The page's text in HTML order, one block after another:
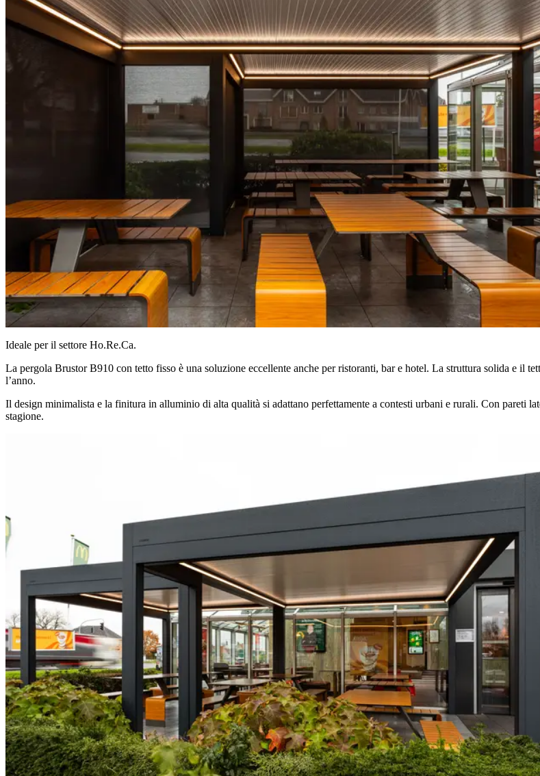
Ideale per il settore Ho.Re.Ca.
La pergola Brustor B910 con tetto fisso è una soluzione eccellente anche per ristoranti, bar e hotel. La struttura solida e il
l’anno.
Il design minimalista e la finitura in alluminio di alta qualità si adattano perfettamente a contesti urbani e rurali. Con pareti
stagione.